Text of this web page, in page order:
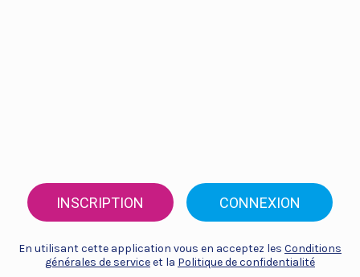
INSCRIPTION CONNEXION
En utilisant cette application vous en acceptez les Conditions
générales de serviceet la Politique de confidentialité